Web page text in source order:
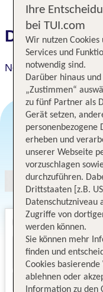
Das
Novotel Köln City
Ihre
bei TUI.com
Wir nutzen
Services und
notwendig sind.
Darüber hinaus
„Zustimmen“
zu fünf Partner als
Gerät setzen,
personenbezogene
erheben und
unserer Webseite
vorzuschlagen
durchzuführen.
Drittstaaten [z.B.
Datenschutzniveau
Zugriffe von
werden können.
Sie können mehr
finden und
Cookies
ablehnen oder
Information zu den